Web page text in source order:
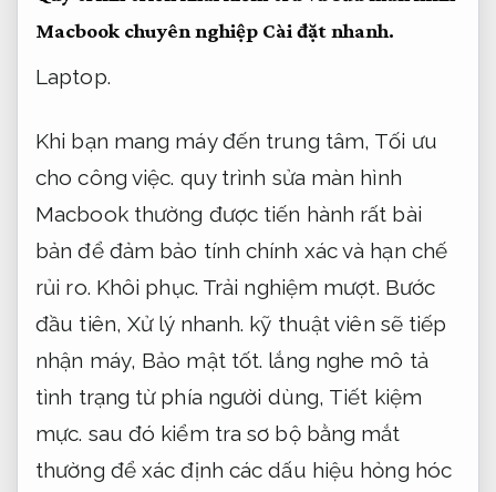
Macbook chuyên nghiệp Cài đặt nhanh.
Laptop.
Khi bạn mang máy đến trung tâm, Tối ưu
cho công việc. quy trình sửa màn hình
Macbook thường được tiến hành rất bài
bản để đảm bảo tính chính xác và hạn chế
rủi ro. Khôi phục. Trải nghiệm mượt. Bước
đầu tiên, Xử lý nhanh. kỹ thuật viên sẽ tiếp
nhận máy, Bảo mật tốt. lắng nghe mô tả
tình trạng từ phía người dùng, Tiết kiệm
mực. sau đó kiểm tra sơ bộ bằng mắt
thường để xác định các dấu hiệu hỏng hóc